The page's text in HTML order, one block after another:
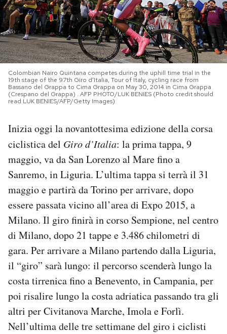
PODCAST
NEWSLETTER
I MIEI PREFERITI
SHOP
CALENDARIO
AREA PERSONALE
Area Personale
Newsletter
Notifiche mobile
Regala il Post
Hai bisogno di aiuto?
Esci
Colombian Nairo Quintana competes during the uphill time trial in the
19th stage of the 97th Giro d'Italia, Tour of Italy, cycling race from
Bassano del Grappa to Cima Grappa on May 30, 2014 in Cima Grappa
(Crespano del Grappa) . AFP PHOTO/LUK BENIES (Photo credit should
read LUK BENIES/AFP/Getty Images)
Inizia oggi la novantottesima edizione della corsa
ciclistica del Giro d’Italia: la prima tappa, 9
maggio, va da San Lorenzo al Mare fino a
Sanremo, in Liguria. L’ultima tappa si terrà il 31
maggio e partirà da Torino per arrivare, dopo
essere passata vicino all’area di Expo 2015, a
Milano. Il giro finirà in corso Sempione, nel centro
di Milano, dopo 21 tappe e 3.486 chilometri di
gara. Per arrivare a Milano partendo dalla Liguria,
il “giro” sarà lungo: il percorso scenderà lungo la
costa tirrenica fino a Benevento, in Campania, per
poi risalire lungo la costa adriatica passando tra gli
altri per Civitanova Marche, Imola e Forlì.
Nell’ultima delle tre settimane del giro i ciclisti